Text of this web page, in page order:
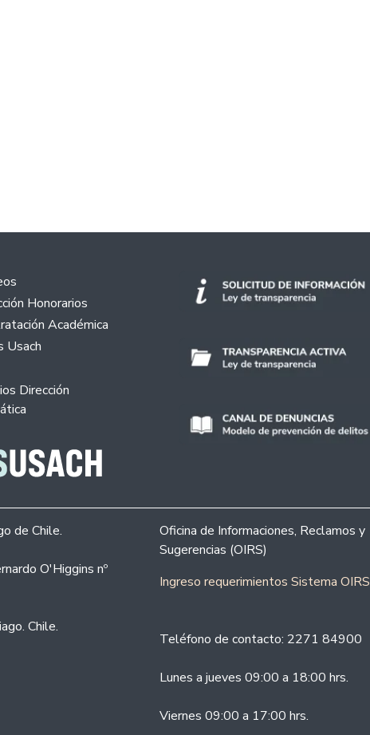
Honorarios
Académica
Usach
Dirección
de Chile.
O'Higgins nº
Chile.
Oficina de Informaciones, Reclamos y
Sugerencias (OIRS)
Ingreso requerimientos Sistema OIRS
Teléfono de contacto: 2271 84900
Lunes a jueves 09:00 a 18:00 hrs.
Viernes 09:00 a 17:00 hrs.